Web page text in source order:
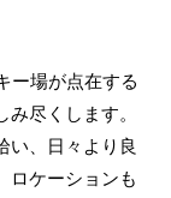
ー場が点在する
尽くします。
い、日々より良
ロケーションも